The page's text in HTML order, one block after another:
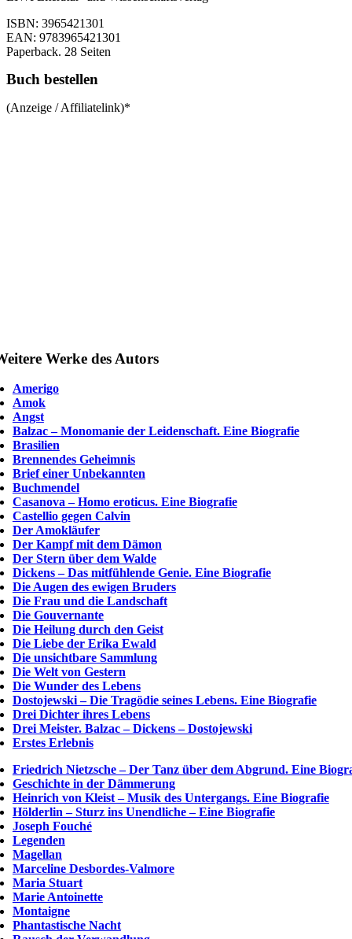
ISBN: 3965421301
EAN: 9783965421301
Paperback. 28 Seiten
Buch bestellen
(Anzeige / Affiliatelink)*
Werke des Autors
Amerigo
Amok
Angst
Balzac – Monomanie der Leidenschaft. Eine Biografie
Brasilien
Brennendes Geheimnis
Brief einer Unbekannten
Buchmendel
Casanova – Homo eroticus. Eine Biografie
Castellio gegen Calvin
Der Amokläufer
Der Kampf mit dem Dämon
Der Stern über dem Walde
Dickens – Das mitfühlende Genie. Eine Biografie
Die Augen des ewigen Bruders
Die Frau und die Landschaft
Die Gouvernante
Die Heilung durch den Geist
Die Liebe der Erika Ewald
Die unsichtbare Sammlung
Die Welt von Gestern
Die Wunder des Lebens
Dostojewski – Die Tragödie seines Lebens. Eine Biografie
Drei Dichter ihres Lebens
Drei Meister. Balzac – Dickens – Dostojewski
Erstes Erlebnis
Friedrich Nietzsche – Der Tanz über dem Abgrund. Eine
Geschichte in der Dämmerung
Heinrich von Kleist – Musik des Untergangs. Eine Biografie
Hölderlin – Sturz ins Unendliche – Eine Biografie
Joseph Fouché
Legenden
Magellan
Marceline Desbordes-Valmore
Maria Stuart
Marie Antoinette
Montaigne
Phantastische Nacht